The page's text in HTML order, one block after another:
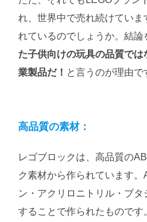
れ、世界中で売れ続けてい
れているのでしょうか。結論
た子供向けの玩具の品質で
業製品だ！ と言うのが理由で
高品質の素材：
レゴブロックは、高品質の
ク素材から作られています
ン・アクリロニトリル・ブ
することで作られたもので